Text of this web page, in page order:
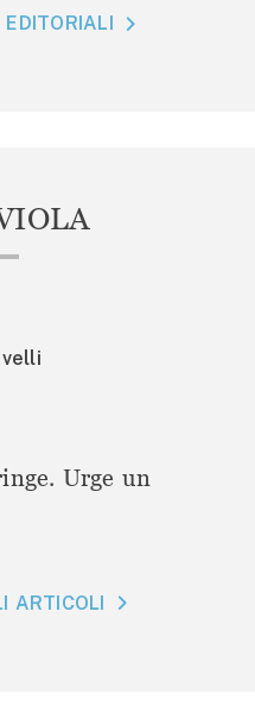
Urge un
ARTICOLI